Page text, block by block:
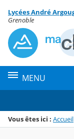
Menu de la
Contenu
Lycées André
Grenoble
MENU
Vous êtes ici : Accueil